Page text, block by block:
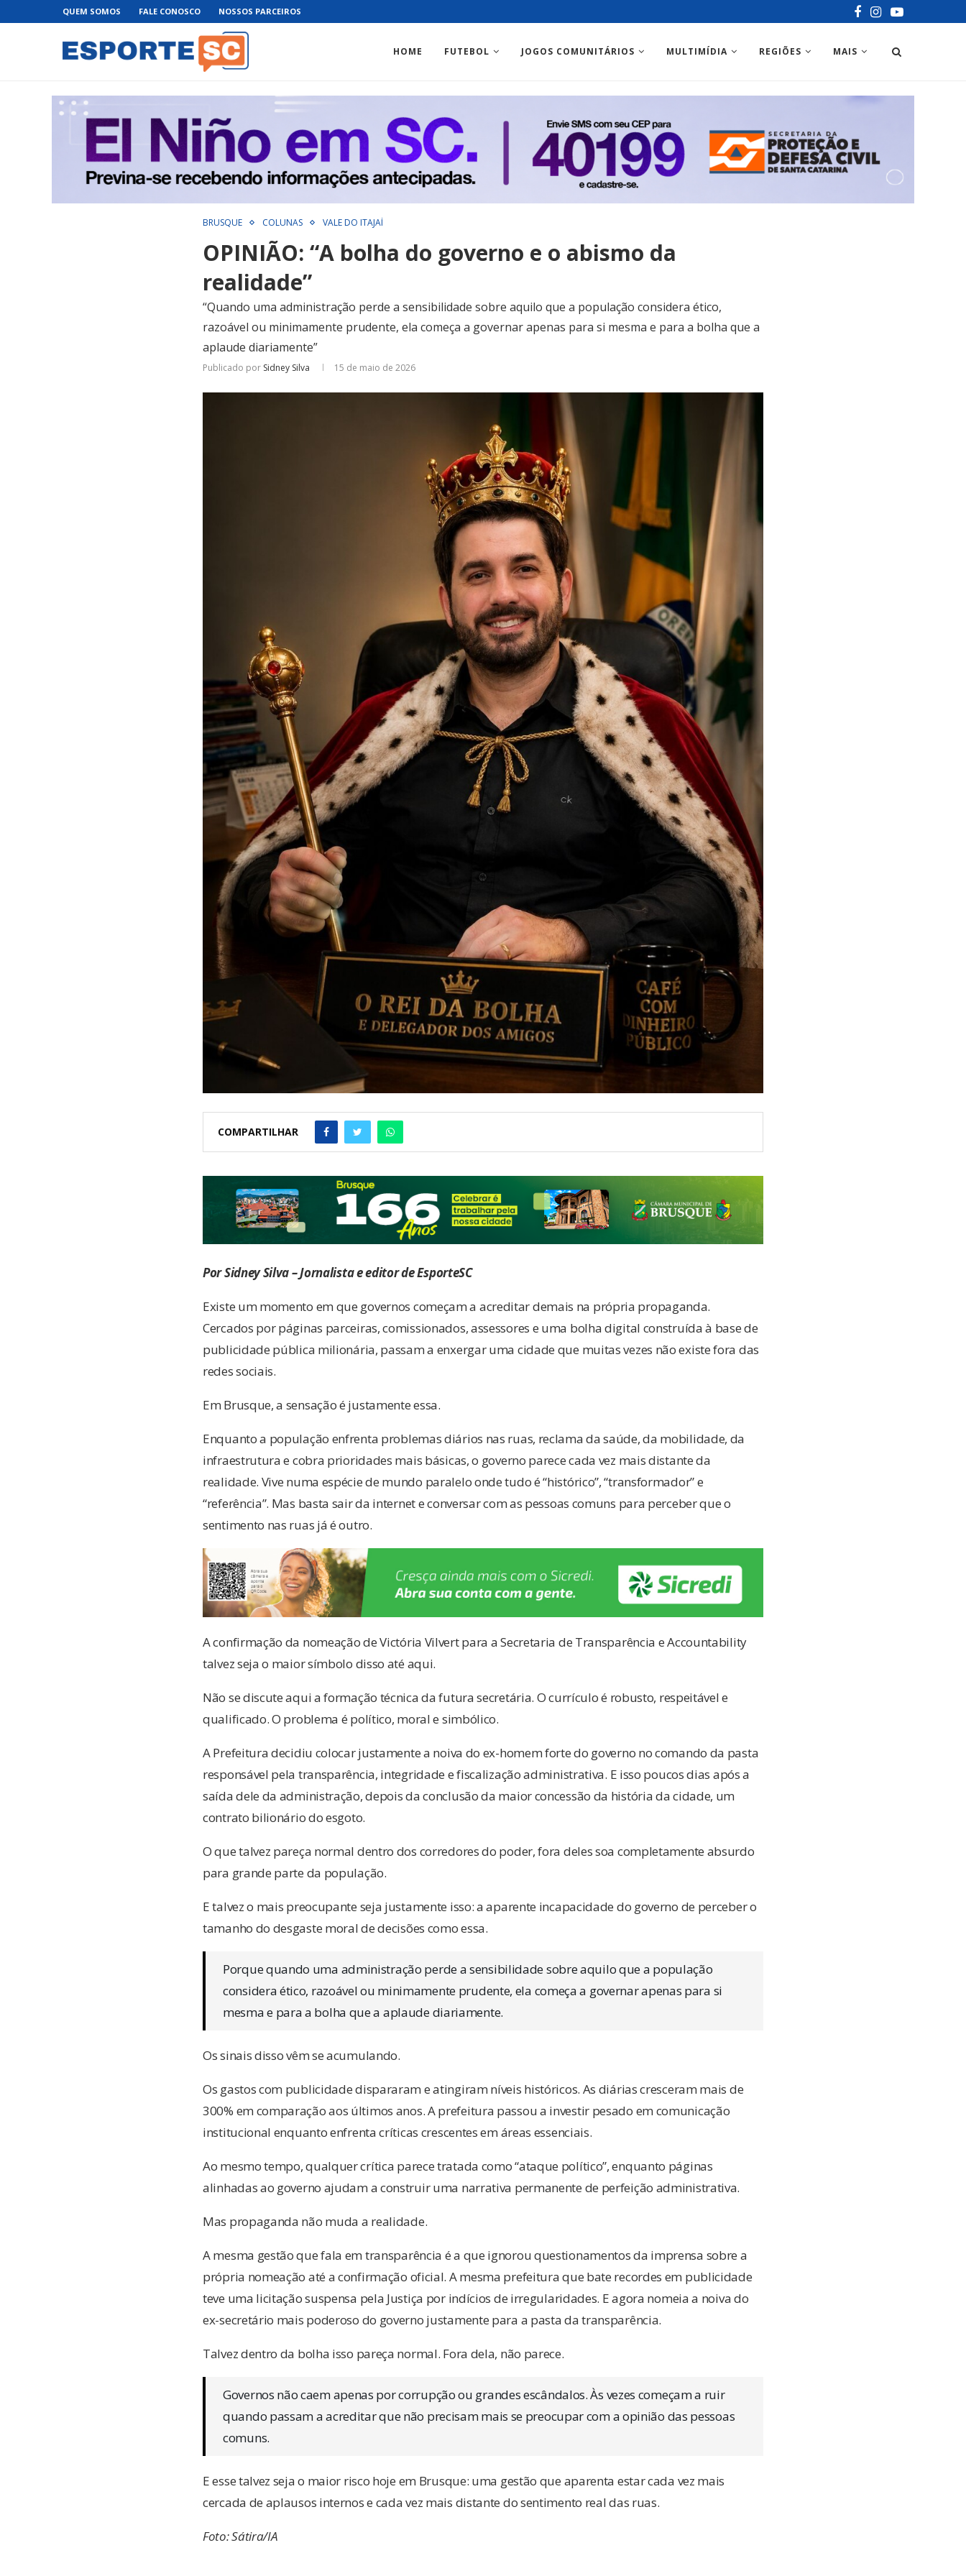
QUEM SOMOS FALE CONOSCO NOSSOS PARCEIROS
HOME FUTEBOL JOGOS COMUNITÁRIOS MULTIMÍDIA REGIÕES MAIS
BRUSQUE COLUNAS VALE DO ITAJAÍ
OPINIÃO: “A bolha do governo e o abismo da
realidade”
“Quando uma administração perde a sensibilidade sobre aquilo que a população considera ético,
razoável ou minimamente prudente, ela começa a governar apenas para si mesma e para a bolha que a
aplaude diariamente”
Publicado por Sidney Silva 15 de maio de 2026
COMPARTILHAR
Por Sidney Silva – Jornalista e editor de EsporteSC
Existe um momento em que governos começam a acreditar demais na própria propaganda.
Cercados por páginas parceiras, comissionados, assessores e uma bolha digital construída à base de
publicidade pública milionária, passam a enxergar uma cidade que muitas vezes não existe fora das
redes sociais.
Em Brusque, a sensação é justamente essa.
Enquanto a população enfrenta problemas diários nas ruas, reclama da saúde, da mobilidade, da
infraestrutura e cobra prioridades mais básicas, o governo parece cada vez mais distante da
realidade. Vive numa espécie de mundo paralelo onde tudo é “histórico”, “transformador” e
“referência”. Mas basta sair da internet e conversar com as pessoas comuns para perceber que o
sentimento nas ruas já é outro.
A confirmação da nomeação de Victória Vilvert para a Secretaria de Transparência e Accountability
talvez seja o maior símbolo disso até aqui.
Não se discute aqui a formação técnica da futura secretária. O currículo é robusto, respeitável e
qualificado. O problema é político, moral e simbólico.
A Prefeitura decidiu colocar justamente a noiva do ex-homem forte do governo no comando da pasta
responsável pela transparência, integridade e fiscalização administrativa. E isso poucos dias após a
saída dele da administração, depois da conclusão da maior concessão da história da cidade, um
contrato bilionário do esgoto.
O que talvez pareça normal dentro dos corredores do poder, fora deles soa completamente absurdo
para grande parte da população.
E talvez o mais preocupante seja justamente isso: a aparente incapacidade do governo de perceber o
tamanho do desgaste moral de decisões como essa.
Porque quando uma administração perde a sensibilidade sobre aquilo que a população
considera ético, razoável ou minimamente prudente, ela começa a governar apenas para si
mesma e para a bolha que a aplaude diariamente.
Os sinais disso vêm se acumulando.
Os gastos com publicidade dispararam e atingiram níveis históricos. As diárias cresceram mais de
300% em comparação aos últimos anos. A prefeitura passou a investir pesado em comunicação
institucional enquanto enfrenta críticas crescentes em áreas essenciais.
Ao mesmo tempo, qualquer crítica parece tratada como “ataque político”, enquanto páginas
alinhadas ao governo ajudam a construir uma narrativa permanente de perfeição administrativa.
Mas propaganda não muda a realidade.
A mesma gestão que fala em transparência é a que ignorou questionamentos da imprensa sobre a
própria nomeação até a confirmação oficial. A mesma prefeitura que bate recordes em publicidade
teve uma licitação suspensa pela Justiça por indícios de irregularidades. E agora nomeia a noiva do
ex-secretário mais poderoso do governo justamente para a pasta da transparência.
Talvez dentro da bolha isso pareça normal. Fora dela, não parece.
Governos não caem apenas por corrupção ou grandes escândalos. Às vezes começam a ruir
quando passam a acreditar que não precisam mais se preocupar com a opinião das pessoas
comuns.
E esse talvez seja o maior risco hoje em Brusque: uma gestão que aparenta estar cada vez mais
cercada de aplausos internos e cada vez mais distante do sentimento real das ruas.
Foto: Sátira/IA